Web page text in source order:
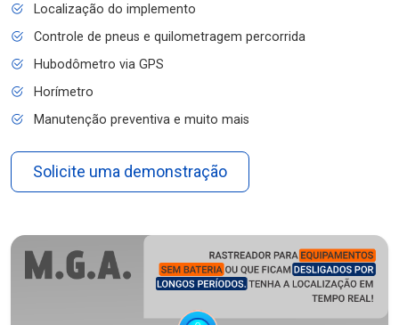
Localização do implemento
Controle de pneus e quilometragem percorrida
Hubodômetro via GPS
Horímetro
Manutenção preventiva e muito mais
Solicite uma demonstração